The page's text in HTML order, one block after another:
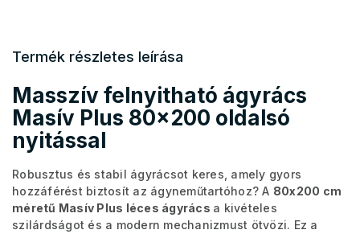
Termék részletes leírása
Masszív felnyitható ágyrács
Masív Plus 80x200 oldalsó
nyitással
Robusztus és stabil ágyrácsot keres, amely gyors
hozzáférést biztosít az ágyneműtartóhoz? A 80x200 cm
méretű Masív Plus léces ágyrács a kivételes
szilárdságot és a modern mechanizmust ötvözi. Ez a